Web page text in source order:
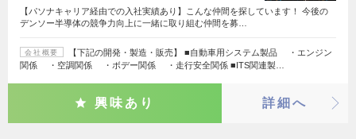
【パソナキャリア経由での入社実績あり】こんな仲間を探しています！ 今後の
デンソー半導体の競争力向上に一緒に取り組む仲間を募…
会社概要
【下記の開発・製造・販売】 ■自動車用システム製品 ・エンジン
関係 ・空調関係 ・ボデー関係 ・走行安全関係 ■ITS関連製…
興味あり 詳細へ